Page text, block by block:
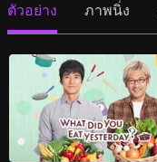
ตัวอย่าง ภาพนิ่ง